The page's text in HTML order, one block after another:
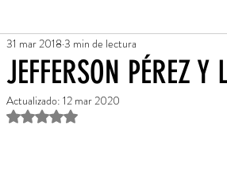
JEFFERSON PÉREZ
31 mar 20183 min de lectura
Actualizado: 12 mar 2020
Obtuvo NaN de 5 estrellas.